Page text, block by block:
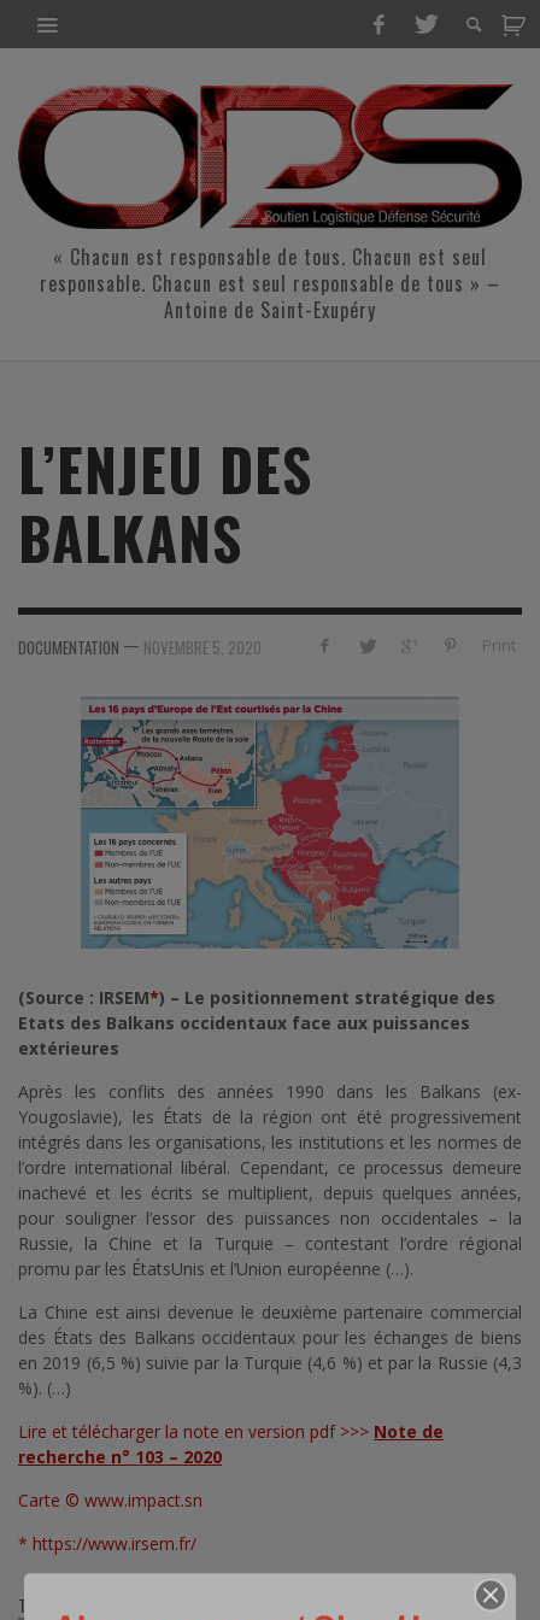
« Chacun est responsable de tous. Chacun est seul
responsable. Chacun est seul responsable de tous » –
Antoine de Saint-Exupéry
L’ENJEU DES
BALKANS
Print
DOCUMENTATION — NOVEMBRE 5, 2020
(Source : IRSEM*) – Le positionnement stratégique des
Etats des Balkans occidentaux face aux puissances
extérieures
Après les conflits des années 1990 dans les Balkans (ex-
Yougoslavie), les États de la région ont été progressivement
intégrés dans les organisations, les institutions et les normes de
l’ordre international libéral. Cependant, ce processus demeure
inachevé et les écrits se multiplient, depuis quelques années,
pour souligner l’essor des puissances non occidentales – la
Russie, la Chine et la Turquie – contestant l’ordre régional
promu par les ÉtatsUnis et l’Union européenne (…).
La Chine est ainsi devenue le deuxième partenaire commercial
des États des Balkans occidentaux pour les échanges de biens
en 2019 (6,5 %) suivie par la Turquie (4,6 %) et par la Russie (4,3
%). (…)
Lire et télécharger la note en version pdf >>> Note de
recherche n° 103 – 2020
Carte © www.impact.sn
* https://www.irsem.fr/
TAGS: